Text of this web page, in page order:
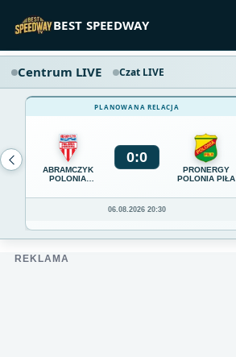
BEST SPEEDWAY
Centrum LIVE Czat LIVE
PLANOWANA RELACJA
ABRAMCZYK
POLONIA
0:0
PRONERGY
POLONIA PIŁA
06.08.2026 20:30
REKLAMA